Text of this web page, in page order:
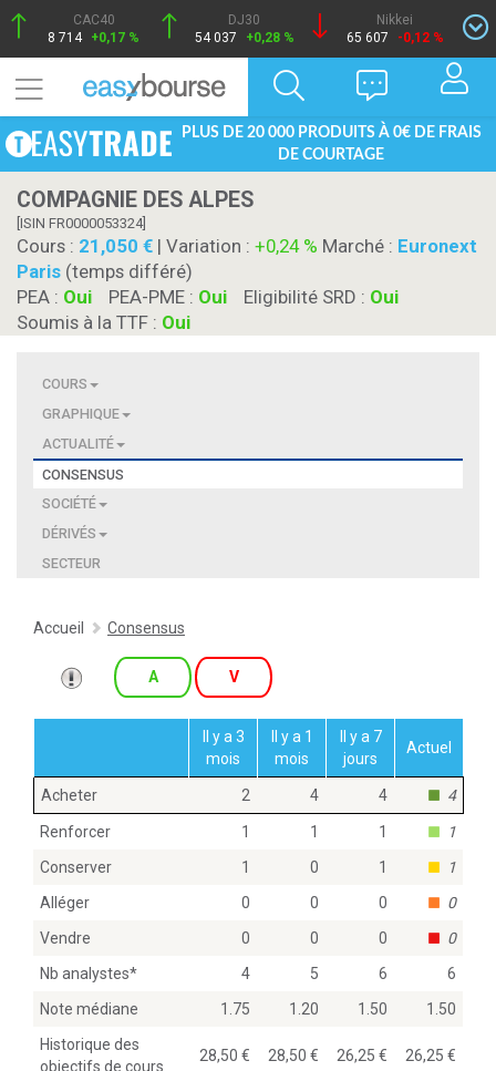
CAC40
8 714 +0,17 %
DJ30
54 037
+0,28 %
Nikkei
65 607
-0,12 %
PLUS DE 20 000 PRODUITS À 0€ DE FRAIS
DE COURTAGE
COMPAGNIE DES ALPES
[ISIN FR0000053324]
Cours : 21,050 | Variation : +0,24 % Marché : Euronext
Paris (temps différé)
PEA : Oui PEA-PME : Oui Eligibilité SRD : Oui
Soumis à la TTF : Oui
COURS
GRAPHIQUE
ACTUALITÉ
CONSENSUS
SOCIÉTÉ
DÉRIVÉS
SECTEUR
Accueil Consensus
A V
Il y a 3
mois
Il y a 1
mois
Il y a 7
jours
Actuel
Acheter 2 4 4 4
Renforcer 1 1 1
1
Conserver
1 0 1
1
Alléger
0 0 0
0
Vendre
0 0 0
0
Nb analystes* 4 5 6
6
Note médiane
1.75 1.20 1.50
1.50
Historique des
objectifs de cours
28,50 28,50 26,25 26,25